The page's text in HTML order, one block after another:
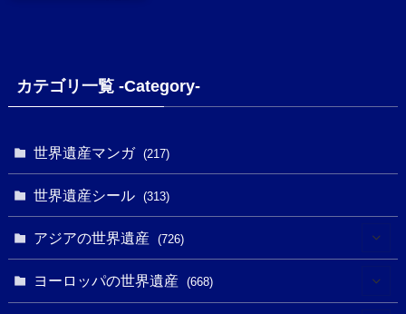
カテゴリ一覧 -Category-
世界遺産マンガ (217)
世界遺産シール (313)
アジアの世界遺産 (726)
(6)
ヨーロッパの世界遺産 (668)